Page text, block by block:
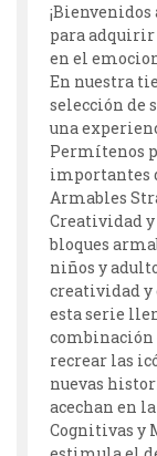
¡Bienvenidos
para adquirir
en el
En nuestra
selección de
una
Permítenos
importantes
Armables
Creatividad
bloques
niños y
creatividad y
esta serie
combinación
recrear las
nuevas
acechan en
Cognitivas y